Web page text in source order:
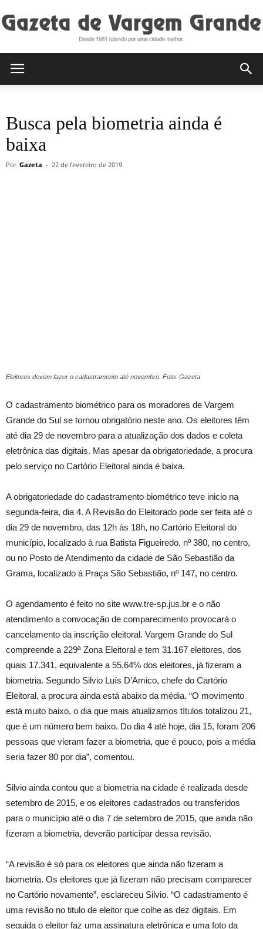
de
Busca pela biometria ainda é
baixa
Por Gazeta - 22 de fevereiro de 2019
Eleitores devem fazer o cadastramento até novembro. Foto: Gazeta
O cadastramento biométrico para os moradores de Vargem
Grande do Sul se tornou obrigatório neste ano. Os eleitores têm
até dia 29 de novembro para a atualização dos dados e coleta
eletrônica das digitais. Mas apesar da obrigatoriedade, a procura
pelo serviço no Cartório Eleitoral ainda é baixa.
A obrigatoriedade do cadastramento biométrico teve inicio na
segunda-feira, dia 4. A Revisão do Eleitorado pode ser feita até o
dia 29 de novembro, das 12h às 18h, no Cartório Eleitoral do
município, localizado à rua Batista Figueiredo, nº 380, no centro,
ou no Posto de Atendimento da cidade de São Sebastião da
Grama, localizado à Praça São Sebastião, nº 147, no centro.
O agendamento é feito no site www.tre-sp.jus.br e o não
atendimento a convocação de comparecimento provocará o
cancelamento da inscrição eleitoral. Vargem Grande do Sul
compreende a 229ª Zona Eleitoral e tem 31.167 eleitores, dos
quais 17.341, equivalente a 55,64% dos eleitores, já fizeram a
biometria. Segundo Silvio Luís D’Amico, chefe do Cartório
Eleitoral, a procura ainda está abaixo da média. “O movimento
está muito baixo, o dia que mais atualizamos títulos totalizou 21,
que é um número bem baixo. Do dia 4 até hoje, dia 15, foram 206
pessoas que vieram fazer a biometria, que é pouco, pois a média
seria fazer 80 por dia”, comentou.
Silvio ainda contou que a biometria na cidade é realizada desde
setembro de 2015, e os eleitores cadastrados ou transferidos
para o município até o dia 7 de setembro de 2015, que ainda não
fizeram a biometria, deverão participar dessa revisão.
“A revisão é só para os eleitores que ainda não fizeram a
biometria. Os eleitores que já fizeram não precisam comparecer
no Cartório novamente”, esclareceu Silvio. “O cadastramento é
uma revisão no titulo de eleitor que colhe as dez digitais. Em
seguida o eleitor faz uma assinatura eletrônica e uma foto da